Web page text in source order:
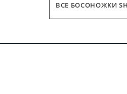
ВСЕ БОСОНОЖКИ